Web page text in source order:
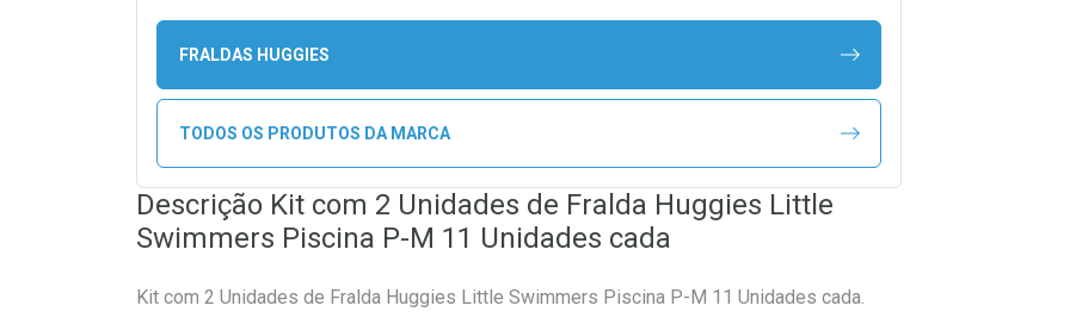
FRALDAS HUGGIES
TODOS OS PRODUTOS DA MARCA
Descrição Kit com 2 Unidades de Fralda Huggies Little
Swimmers Piscina P-M 11 Unidades cada
Kit com 2 Unidades de Fralda Huggies Little Swimmers Piscina P-M 11 Unidades cada.